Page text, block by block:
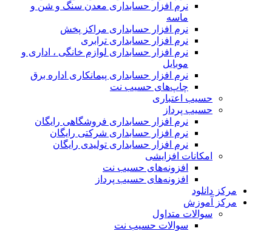
نرم افزار حسابداری معدن سنگ و شن و
نرم افزار حسابداری مراکز پخش
نرم افزار حسابداری ترابری
نرم افزار حسابداری لوازم خانگی ، اداری و
نرم افزار حسابداری پیمانکاری اداره برق
چاپ‌های حسیب نت
حسیب اعتباری
حسیب پرداز
نرم افزار حسابداری فروشگاهی رایگان
نرم افزار حسابداری شرکتی رایگان
نرم افزار حسابداری تولیدی رایگان
امکانات افزایشی
افزونه‌های حسیب نت
افزونه‌های حسیب پرداز
دانلود
آموزش
سوالات متداول
سوالات حسیب نت